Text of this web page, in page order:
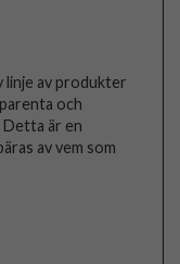
av produkter
och
Detta är en
av vem som